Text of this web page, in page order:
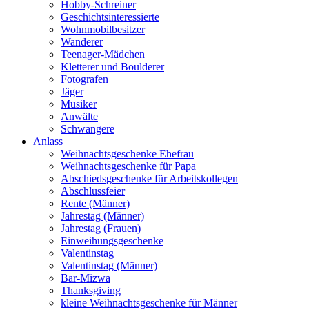
Hobby-Schreiner
Geschichtsinteressierte
Wohnmobilbesitzer
Wanderer
Teenager-Mädchen
Kletterer und Boulderer
Fotografen
Jäger
Musiker
Anwälte
Schwangere
Anlass
Weihnachtsgeschenke Ehefrau
Weihnachtsgeschenke für Papa
Abschiedsgeschenke für Arbeitskollegen
Abschlussfeier
Rente (Männer)
Jahrestag (Männer)
Jahrestag (Frauen)
Einweihungsgeschenke
Valentinstag
Valentinstag (Männer)
Bar-Mizwa
Thanksgiving
kleine Weihnachtsgeschenke für Männer